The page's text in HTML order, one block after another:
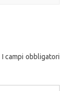
I campi obbligatori